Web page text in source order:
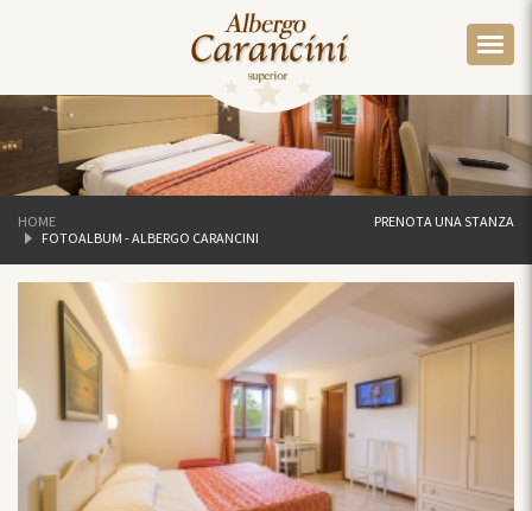
HOME
FOTOALBUM - ALBERGO CARANCINI
PRENOTA UNA STANZA